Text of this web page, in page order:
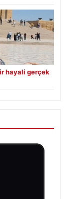
hayali gerçek